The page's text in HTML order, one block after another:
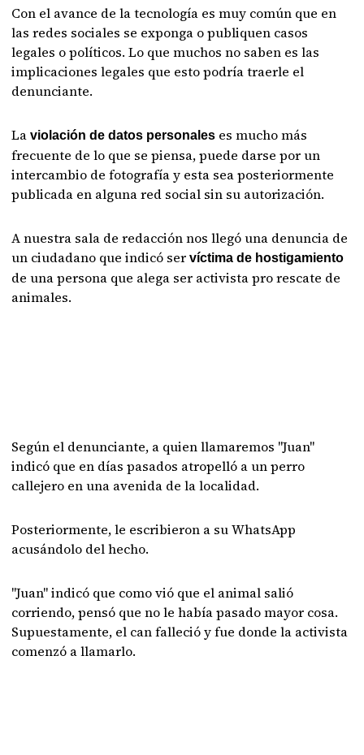
Con el avance de la tecnología es muy común que en
las redes sociales se exponga o publiquen casos
legales o políticos. Lo que muchos no saben es las
implicaciones legales que esto podría traerle el
denunciante.
Laviolación de datos personales es mucho más
frecuente de lo que se piensa, puede darse por un
intercambio de fotografía y esta sea posteriormente
publicada en alguna red social sin su autorización.
A nuestra sala de redacción nos llegó una denuncia de
un ciudadano que indicó servíctima de hostigamiento
de una persona que alega ser activista pro rescate de
animales.
Según el denunciante, a quien llamaremos "Juan"
indicó que en días pasados atropelló a un perro
callejero en una avenida de la localidad.
Posteriormente, le escribieron a su WhatsApp
acusándolo del hecho.
"Juan" indicó que como vió que el animal salió
corriendo, pensó que no le había pasado mayor cosa.
Supuestamente, el can falleció y fue donde la activista
comenzó a llamarlo.